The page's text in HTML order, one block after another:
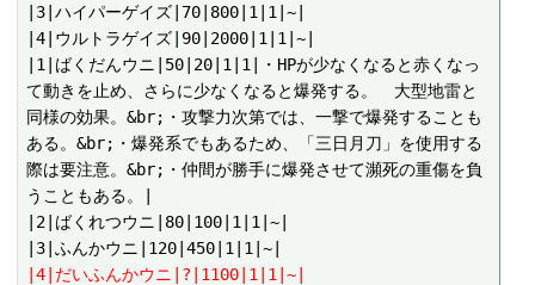
|3|ハイパーゲイズ|70|800|1|1|~|
|4|ウルトラゲイズ|90|2000|1|1|~|
|1|ばくだんウニ|50|20|1|1|・HPが少なくなると赤くなっ
て動きを止め、さらに少なくなると爆発する。　大型地雷と
同様の効果。&br;・攻撃力次第では、一撃で爆発することも
ある。&br;・爆発系でもあるため、「三日月刀」を使用する
際は要注意。&br;・仲間が勝手に爆発させて瀕死の重傷を負
うこともある。|
|2|ばくれつウニ|80|100|1|1|~|
|4|だいふんかウニ|?|1100|1|1|~|